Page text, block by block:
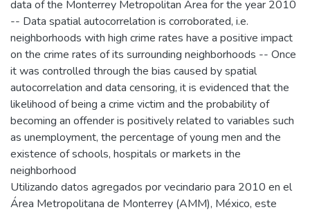
data of the Monterrey Metropolitan Area for the year 2010
-- Data spatial autocorrelation is corroborated, i.e.
neighborhoods with high crime rates have a positive impact
on the crime rates of its surrounding neighborhoods -- Once
it was controlled through the bias caused by spatial
autocorrelation and data censoring, it is evidenced that the
likelihood of being a crime victim and the probability of
becoming an offender is positively related to variables such
as unemployment, the percentage of young men and the
existence of schools, hospitals or markets in the
neighborhood
Utilizando datos agregados por vecindario para 2010 en el
Área Metropolitana de Monterrey (AMM), México, este